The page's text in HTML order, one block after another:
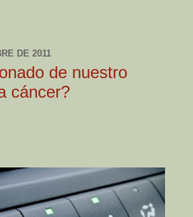
DE 2011
de nuestro
cáncer?